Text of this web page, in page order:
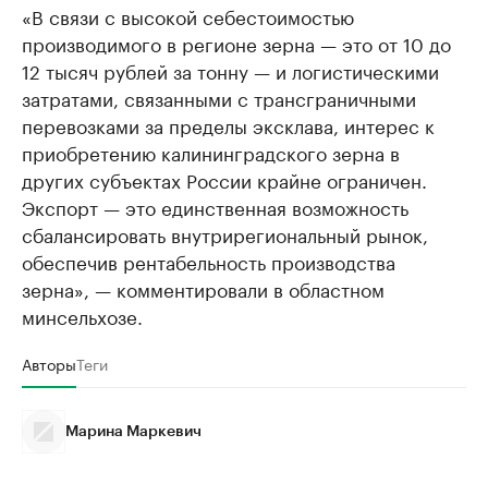
«В связи с высокой себестоимостью
производимого в регионе зерна — это от 10 до
12 тысяч рублей за тонну — и логистическими
затратами, связанными с трансграничными
перевозками за пределы эксклава, интерес к
приобретению калининградского зерна в
других субъектах России крайне ограничен.
Экспорт — это единственная возможность
сбалансировать внутрирегиональный рынок,
обеспечив рентабельность производства
зерна», — комментировали в областном
минсельхозе.
АвторыТеги
Марина Маркевич